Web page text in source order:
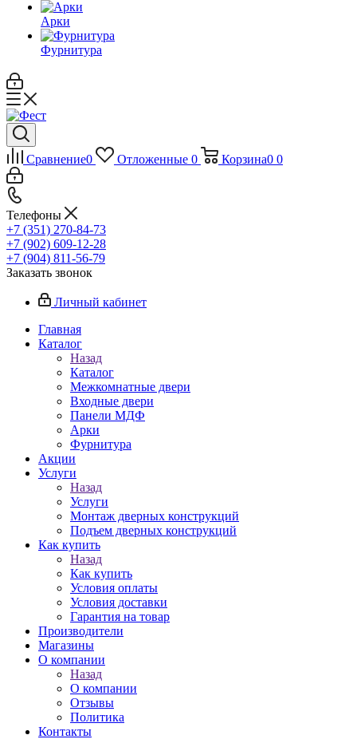
Арки
Фурнитура
Сравнение0 Отложенные 0 Корзина0 0
Телефоны
+7 (351) 270-84-73
+7 (902) 609-12-28
+7 (904) 811-56-79
Заказать звонок
Личный кабинет
Главная
Каталог
Назад
Каталог
Межкомнатные двери
Входные двери
Панели МДФ
Арки
Фурнитура
Акции
Услуги
Назад
Услуги
Монтаж дверных конструкций
Подъем дверных конструкций
Как купить
Назад
Как купить
Условия оплаты
Условия доставки
Гарантия на товар
Производители
Магазины
О компании
Назад
О компании
Отзывы
Политика
Контакты